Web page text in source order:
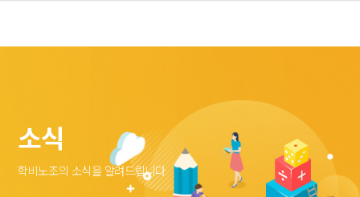
소식
학비노조의 소식을 알려드립니다.